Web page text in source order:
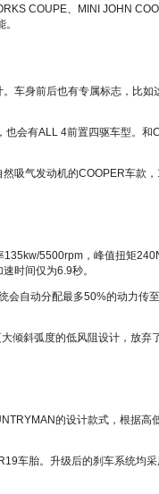
COUPE、MINI JOHN
车身前后也有专属标志，比
会有ALL 4前置四驱车型。
气发动机的COOPER车款
5500rpm，峰值扭矩
时间仅为6.9秒。
自动分配最多50%的动力传
斜弧度的低风阻设计，放
的设计款式，根据
车胎。升级后的刹车系统均